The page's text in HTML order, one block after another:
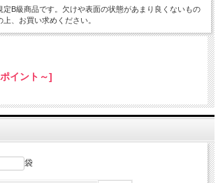
定B級商品です。欠けや表面の状態があまり良くないもの
、お買い求めください。
イント～]
袋